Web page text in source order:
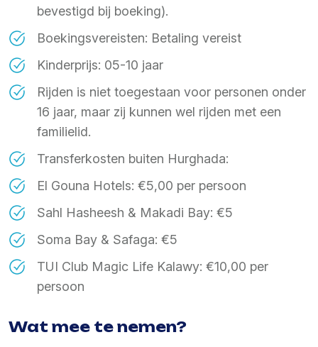
bevestigd bij boeking).
Boekingsvereisten: Betaling vereist
Kinderprijs: 05-10 jaar
Rijden is niet toegestaan voor personen onder
16 jaar, maar zij kunnen wel rijden met een
familielid.
Transferkosten buiten Hurghada:
El Gouna Hotels: €5,00 per persoon
Sahl Hasheesh & Makadi Bay: €5
Soma Bay & Safaga: €5
TUI Club Magic Life Kalawy: €10,00 per
persoon
Wat mee te nemen?